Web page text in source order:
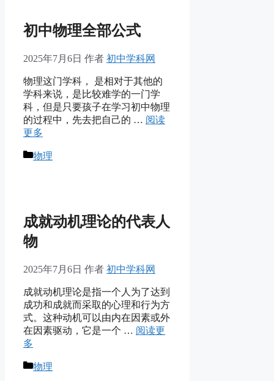
初中物理全部公式
2025年7月6日 作者 初中学科网
物理这门学科， 是相对于其他的
学科来说，是比较难学的一门学
科，但是只要孩子在学习初中物理
的过程中，先去把自己的 … 阅读
更多
分
物理
成就动机理论的代表人
物
2025年7月6日 作者 初中学科网
成就动机理论是指一个人为了达到
成功和成就而采取的心理和行为方
式。这种动机可以由内在因素或外
在因素驱动，它是一个 … 阅读更
多
分
物理